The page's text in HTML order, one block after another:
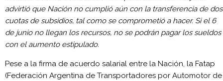
advirtió que Nación no cumplió aún con la transferencia de dos
cuotas de subsidios, tal como se comprometió a hacer. Si el 6
de junio no llegan los recursos, no se podrán pagar los sueldos
con el aumento estipulado.
Pese a la firma de acuerdo salarial entre la Nación, la Fatap
(Federación Argentina de Transportadores por Automotor de